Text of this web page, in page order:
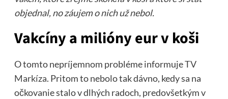
objednal, no záujem o nich už nebol.
Vakcíny a milióny eur v koši
O tomto nepríjemnom probléme informujeTV
Markíza. Pritom to nebolo tak dávno, kedy sa na
očkovanie stalo v dlhých radoch, predovšetkým v